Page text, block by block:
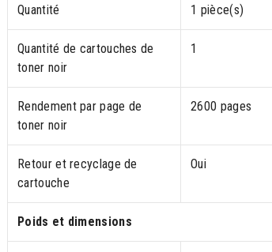
Quantité 1 pièce(s)
Quantité de cartouches de
toner noir
1
Rendement par page de
toner noir
2600 pages
Retour et recyclage de
cartouche
Oui
Poids et dimensions